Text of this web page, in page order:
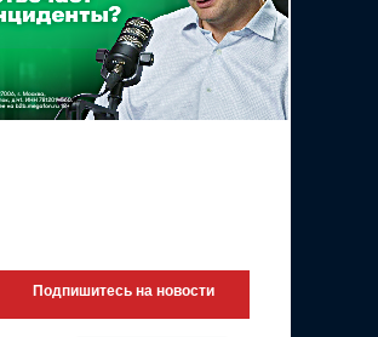
Подпишитесь на новости